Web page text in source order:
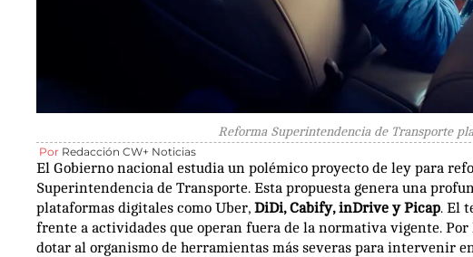
Reforma Superintendencia de Transporte
Por Redacción CW+ Noticias
El Gobierno nacional estudia un polémico proyecto de ley para
Superintendencia de Transporte. Esta propuesta genera una
plataformas digitales como Uber, DiDi, Cabify, inDrive y Picap. El
frente a actividades que operan fuera de la normativa vigente.
dotar al organismo de herramientas más severas para intervenir